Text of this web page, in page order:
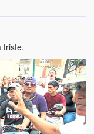
triste.